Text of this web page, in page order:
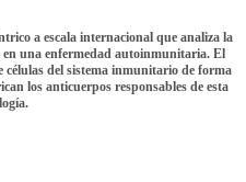
a escala internacional que analiza la
en una enfermedad autoinmunitaria. El
células del sistema inmunitario de forma
los anticuerpos responsables de esta